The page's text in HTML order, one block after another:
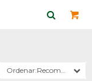
Recomendados